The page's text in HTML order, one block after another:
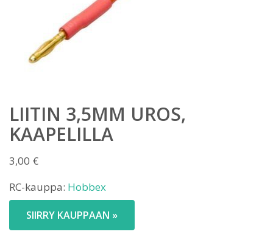
LIITIN 3,5MM UROS,
KAAPELILLA
3,00 €
RC-kauppa: Hobbex
SIIRRY KAUPPAAN »